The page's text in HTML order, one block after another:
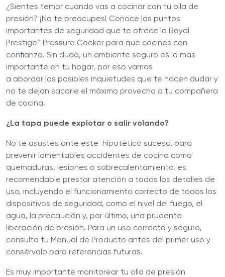
¿Sientes temor cuando vas a cocinar con tu olla de
presión? ¡No te preocupes! Conoce los puntos
importantes de seguridad que te ofrece la Royal
Prestige® Pressure Cooker para que cocines con
confianza. Sin duda, un ambiente seguro es lo más
importante en tu hogar, por eso vamos
a abordar las posibles inquietudes que te hacen dudar y
no te dejan sacarle el máximo provecho a tu compañera
de cocina.
¿La tapa puede explotar o salir volando?
No te asustes ante este hipotético suceso, para
prevenir lamentables accidentes de cocina como
quemaduras, lesiones o sobrecalentamiento, es
recomendable prestar atención a todos los detalles de
uso, incluyendo el funcionamiento correcto de todos los
dispositivos de seguridad, como el nivel del fuego, el
agua, la precaución y, por último, una prudente
liberación de presión. Para un uso correcto y seguro,
consulta tu Manual de Producto antes del primer uso y
consérvalo para referencias futuras.
Es muy importante monitorear tu olla de presión